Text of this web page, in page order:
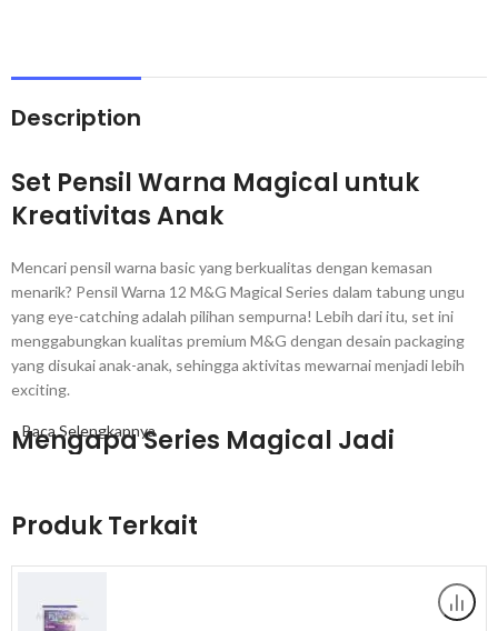
Description
Set Pensil Warna Magical untuk
Kreativitas Anak
Mencari pensil warna basic yang berkualitas dengan kemasan
menarik? Pensil Warna 12 M&G Magical Series dalam tabung ungu
yang eye-catching adalah pilihan sempurna! Lebih dari itu, set ini
menggabungkan kualitas premium M&G dengan desain packaging
yang disukai anak-anak, sehingga aktivitas mewarnai menjadi lebih
exciting.
Mengapa Series Magical Jadi
Pertama-tama, tabung purple yang vibrant dengan tutup transparan
dan merawat pensil mereka dengan baik. Selain itu, warna ungu yang
unik memudahkan anak mengidentifikasi pensil mereka di sekolah,
Baca Selengkapnya
Produk Terkait